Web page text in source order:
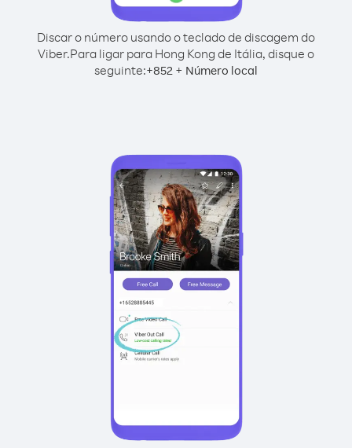
Discar o número usando o teclado de discagem do
Viber.Para ligar para Hong Kong de Itália, disque o
seguinte:+852 + Número local